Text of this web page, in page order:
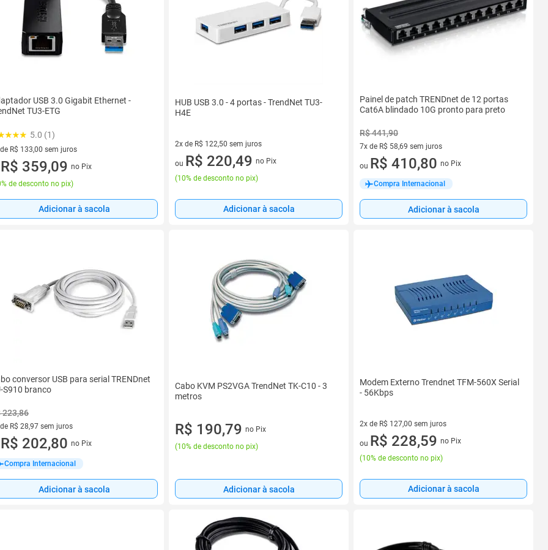
USB 3.0 Gigabit Ethernet -
TU3-ETG
5.0 (1)
R$ 133,00 sem juros
de R$ 133,00 sem juros
R$ 359,09 no Pix
de desconto no pix)
Adicionar à sacola
HUB USB 3.0 - 4 portas - TrendNet TU3-
H4E
2x de R$ 122,50 sem juros
2 vez de R$ 122,50 sem juros
ou R$ 220,49 no Pix
(10% de desconto no pix)
Adicionar à sacola
Painel de patch TRENDnet de 12 portas
Cat6A blindado 10G pronto para preto
R$ 441,90
7x de R$ 58,69 sem juros
7 vez de R$ 58,69 sem juros
ou R$ 410,80 no Pix
Compra Internacional
Adicionar à sacola
conversor USB para serial TRENDnet
S910 branco
223,86
R$ 28,97 sem juros
de R$ 28,97 sem juros
R$ 202,80 no Pix
Compra Internacional
Adicionar à sacola
Cabo KVM PS2VGA TrendNet TK-C10 - 3
metros
R$ 190,79 no Pix
(10% de desconto no pix)
Adicionar à sacola
Modem Externo Trendnet TFM-560X Serial
- 56Kbps
2x de R$ 127,00 sem juros
2 vez de R$ 127,00 sem juros
ou R$ 228,59 no Pix
(10% de desconto no pix)
Adicionar à sacola